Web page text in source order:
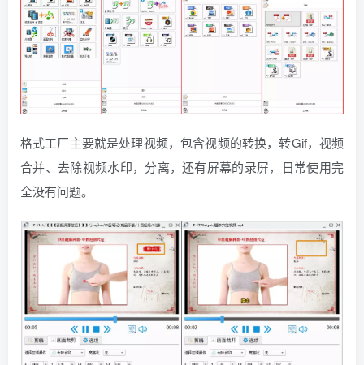
格式工厂主要就是处理视频，包含视频的转换，转Gif，视频
合并、去除视频水印，分离，还有屏幕的录屏，日常使用完
全没有问题。